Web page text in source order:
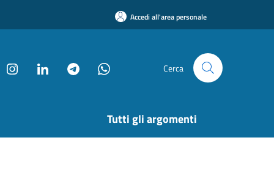
Accedi all'area personale
Cerca
Tutti gli argomenti